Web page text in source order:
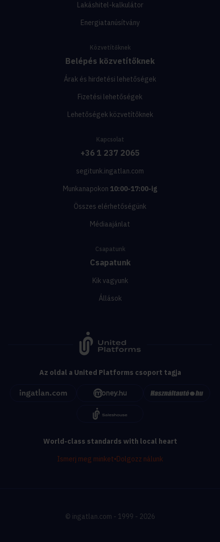
Lakáshitel-kalkulátor
Energiatanúsítvány
Közvetítőknek
Belépés közvetítőknek
Árak és hirdetési lehetőségek
Fizetési lehetőségek
Lehetőségek közvetítőknek
Kapcsolat
+36 1 237 2065
segitunk.ingatlan.com
Munkanapokon 10:00-17:00-ig
Összes elérhetőségünk
Médiaajánlat
Csapatunk
Csapatunk
Kik vagyunk
Állások
Az oldal a United Platforms csoport tagja
World-class standards with local heart
Ismerj meg minket•Dolgozz nálunk
© ingatlan.com - 1999 - 2026